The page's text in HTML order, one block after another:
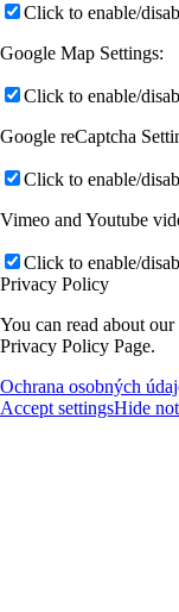
Click to enable/
Google Map Settings:
Click to enable/
Google reCaptcha
Click to enable/
Vimeo and Youtube
Click to enable/
Privacy Policy
You can read about
Privacy Policy Page.
Ochrana osobných
Accept settingsHide